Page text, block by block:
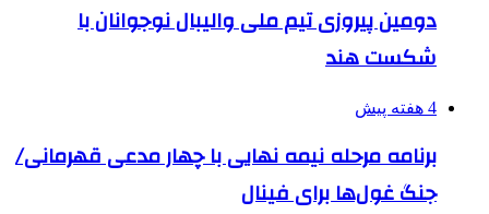
دومین پیروزی تیم ملی والیبال نوجوانان با
شکست هند
4 هفته پیش
برنامه مرحله نیمه نهایی با چهار مدعی قهرمانی/
جنگ غول‌ها برای فینال